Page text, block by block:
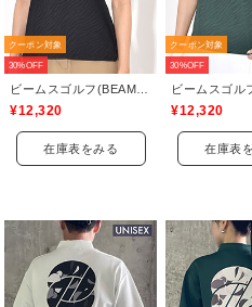
クーポン対象
30%OFF
¥12,320
在庫表をみる
クーポン対象
30%OFF
¥12,320
在庫表